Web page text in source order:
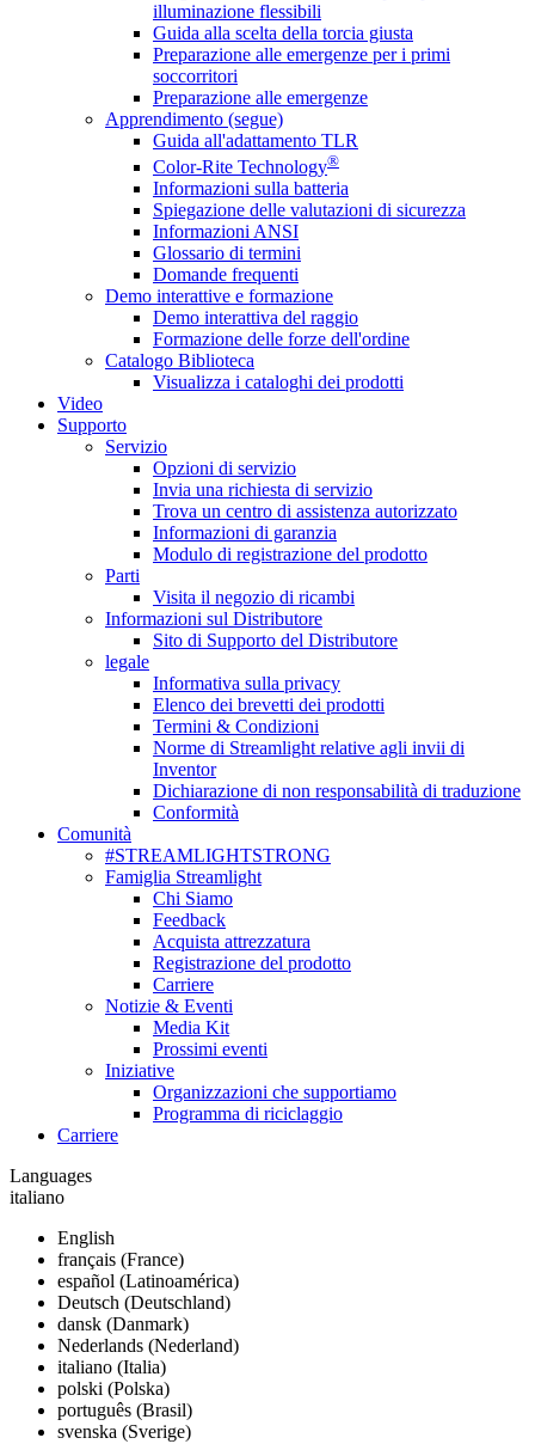
illuminazione flessibili
Guida alla scelta della torcia giusta
Preparazione alle emergenze per i primi
soccorritori
Preparazione alle emergenze
Apprendimento (segue)
Guida all'adattamento TLR
Color-Rite Technology®
Informazioni sulla batteria
Spiegazione delle valutazioni di sicurezza
Informazioni ANSI
Glossario di termini
Domande frequenti
Demo interattive e formazione
Demo interattiva del raggio
Formazione delle forze dell'ordine
Catalogo Biblioteca
Visualizza i cataloghi dei prodotti
Video
Supporto
Servizio
Opzioni di servizio
Invia una richiesta di servizio
Trova un centro di assistenza autorizzato
Informazioni di garanzia
Modulo di registrazione del prodotto
Parti
Visita il negozio di ricambi
Informazioni sul Distributore
Sito di Supporto del Distributore
legale
Informativa sulla privacy
Elenco dei brevetti dei prodotti
Termini & Condizioni
Norme di Streamlight relative agli invii di
Inventor
Dichiarazione di non responsabilità di traduzione
Conformità
Comunità
#STREAMLIGHTSTRONG
Famiglia Streamlight
Chi Siamo
Feedback
Acquista attrezzatura
Registrazione del prodotto
Carriere
Notizie & Eventi
Media Kit
Prossimi eventi
Iniziative
Organizzazioni che supportiamo
Programma di riciclaggio
Carriere
Languages
italiano
English
français (France)
español (Latinoamérica)
Deutsch (Deutschland)
dansk (Danmark)
Nederlands (Nederland)
italiano (Italia)
polski (Polska)
português (Brasil)
svenska (Sverige)